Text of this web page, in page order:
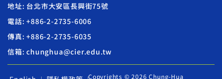
地址: 台北市大安區長興街75號
電話: +886-2-2735-6006
傳真: +886-2-2735-6035
信箱: chunghua@cier.edu.tw
Copyrights © 2026 Chung-Hua